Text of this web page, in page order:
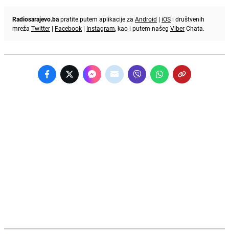
Radiosarajevo.bapratite putem aplikacije za Android | iOS i društvenih
mreža Twitter | Facebook | Instagram, kao i putem našeg ViberChata.